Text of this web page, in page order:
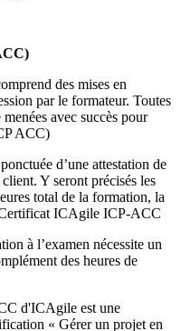
des mises en
par le formateur. Toutes
avec succès pour
ACC)
d’une attestation de
Y seront précisés les
total de la formation, la
ICAgile ICP-ACC
à l’examen nécessite un
des heures de
d'ICAgile est une
« Gérer un projet en